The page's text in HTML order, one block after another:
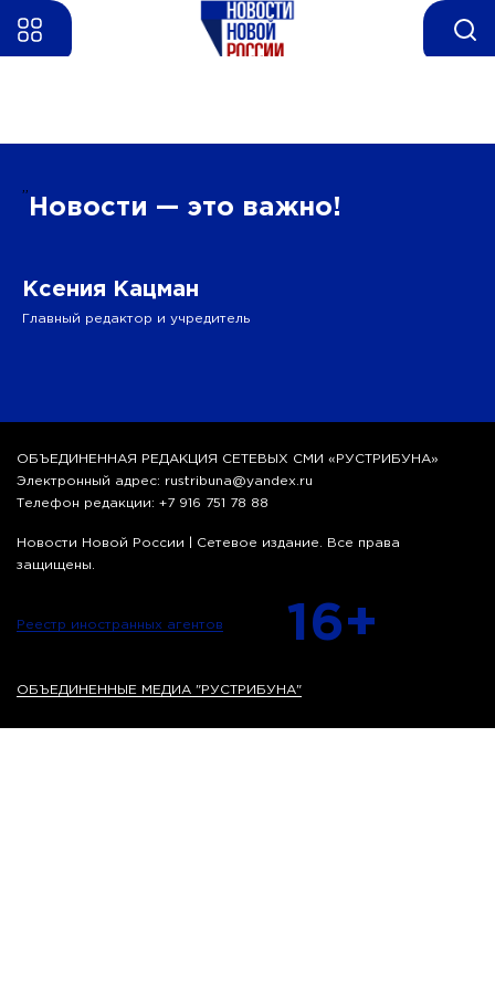
” Новости — это важно!
Ксения Кацман
Главный редактор и учредитель
ОБЪЕДИНЕННАЯ РЕДАКЦИЯ СЕТЕВЫХ СМИ «РУСТРИБУНА»
Электронный адрес: rustribuna@yandex.ru
Телефон редакции: +7 916 751 78 88
Новости Новой России | Сетевое издание. Все права
защищены.
Реестр иностранных агентов 16+
ОБЪЕДИНЕННЫЕ МЕДИА "РУСТРИБУНА"